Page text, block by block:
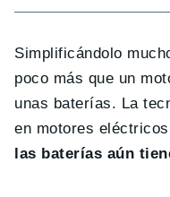
Simplificándolo
poco más que un
unas baterías. La
en motores
las baterías aún